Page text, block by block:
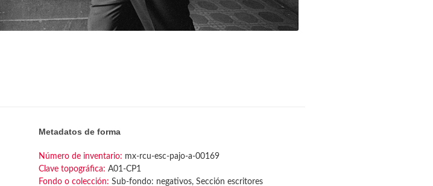
Metadatos de forma
Número de inventario: mx-rcu-esc-pajo-a-00169
Clave topográfica: A01-CP1
Fondo o colección: Sub-fondo: negativos, Sección escritores